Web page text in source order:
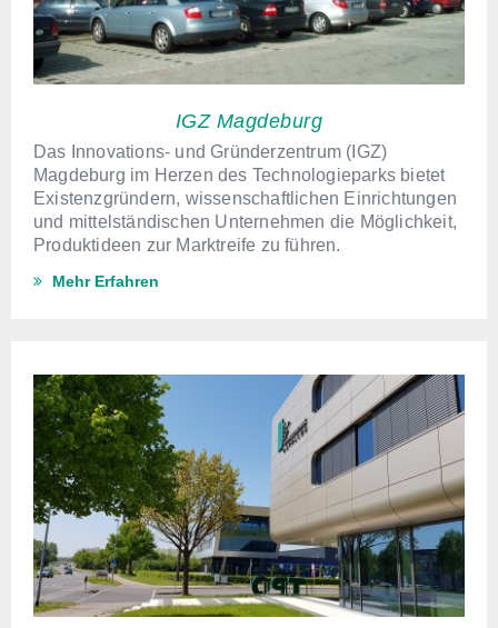
IGZ Magdeburg
Das Innovations- und Gründerzentrum (IGZ)
Magdeburg im Herzen des Technologieparks bietet
Existenzgründern, wissenschaftlichen Einrichtungen
und mittelständischen Unternehmen die Möglichkeit,
Produktideen zur Marktreife zu führen.
Mehr Erfahren